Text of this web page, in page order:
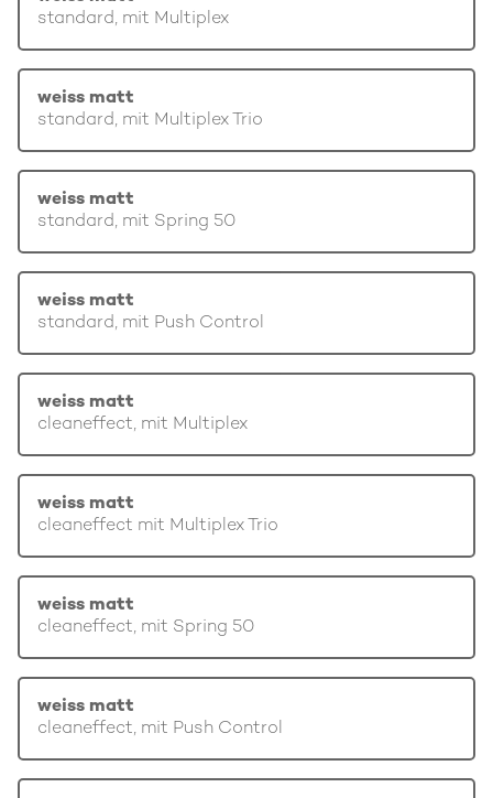
standard, mit Multiplex
weiss matt
standard, mit Multiplex Trio
weiss matt
standard, mit Spring 50
weiss matt
standard, mit Push Control
weiss matt
cleaneffect, mit Multiplex
weiss matt
cleaneffect mit Multiplex Trio
weiss matt
cleaneffect, mit Spring 50
weiss matt
cleaneffect, mit Push Control